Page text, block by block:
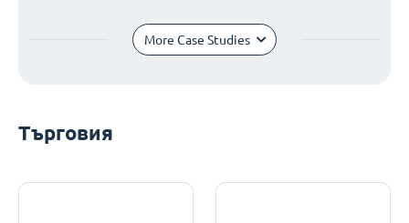
More Case Studies
Търговия